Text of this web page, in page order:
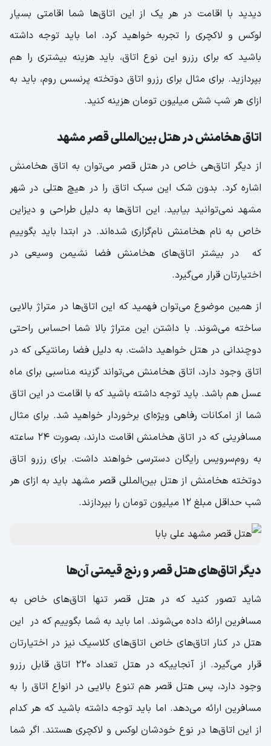
دیدید با اقامت در هر یک از این اتاق‌ها شما اقامتی بسیار
لوکس و لاکچری را تجربه خواهید کرد. اما باید توجه داشته
باشید که برای رزرو این نوع اتاق، باید هزینه بیشتری را هم
بپردازید. برای مثال برای رزرو اتاق دو‌تخته پرنسس روم، باید به
ازای هر شب شش میلیون تومان هزینه کنید.
اتاق هخامنش در هتل بین‌المللی قصر مشهد
از دیگر اتاق‌هی خاص در هتل قصر می‌توان به اتاق هخامنش
اشاره کرد. بدون شک این سبک اتاق را در هیچ هتلی در شهر
مشهد نمی‌توانید بیابید. این اتاق‌ها به دلیل طراحی و دیزاین
خاص به نام هخامنش نام‌گزاری شده‌اند. در ابتدا باید بگوییم
که در بیشتر اتاق‌های هخامنش فضا نشیمن وسیعی در
اختیارتان قرار می‌گیرد.
از همین موضوع می‌توان فهمید که این اتاق‌ها در متراژ بالایی
ساخته می‌شوند. با داشتن این متراژ بالا شما احساس راحتی
دوچندانی در هتل خواهید داشت. به دلیل فضا رمانتیکی که در
اتاق وجود دارد، اتاق هخامنش می‌تواند گزینه مناسبی برای ماه
عسل هم باشد. باید توجه داشته باشید که با اقامت در این اتاق
شما از امکانات رفاهی ویژه‌ای برخوردار خواهید شد. برای مثال
مسافرینی که در اتاق هخامنش اقامت دارند، بصورت 24 ساعته
به روم‌سرویس رایگان دسترسی خواهند داشت. برای رزرو اتاق
دو‌تخته هخامنش از هتل بین‌المللی قصر مشهد باید به ازای هر
شب حداقل مبلغ 12 میلیون تومان را بپردازند.
دیگر اتاق‌های هتل قصر و رنج قیمتی آن‌ها
شاید تصور کنید که در هتل قصر تنها اتاق‌های خاص به
مسافرین ارائه داده می‌شوند. اما باید به شما بگوییم که در این
هتل در کنار اتاق‌های خاص اتاق‌های کلاسیک نیز در اختیارتان
قرار می‌گیرد. از آنجاییکه در هتل تعداد 220 اتاق قابل رزرو
وجود دارد، پس هتل قصر هم تنوع بالایی در انواع اتاق را به
مسافرین ارائه می‌دهد. اما باید توجه داشته باشید که هر کدام
از این اتاق‌ها در نوع خودشان لوکس و لاکچری هستند. اگر شما